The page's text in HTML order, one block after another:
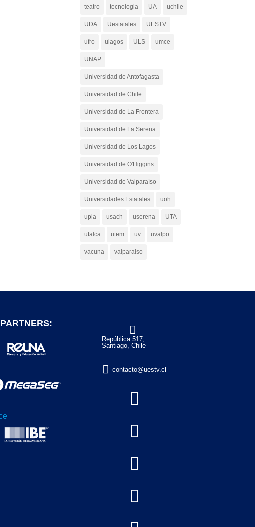
teatro tecnologia UA uchile
UDA Uestatales UESTV
ufro ulagos ULS umce
UNAP
Universidad de Antofagasta
Universidad de Chile
Universidad de La Frontera
Universidad de La Serena
Universidad de Los Lagos
Universidad de O'Higgins
Universidad de Valparaíso
Universidades Estatales uoh
upla usach userena UTA
utalca utem uv uvalpo
vacuna valparaiso
PARTNERS:

República 517,
Santiago, Chile
 contacto@uestv.cl



